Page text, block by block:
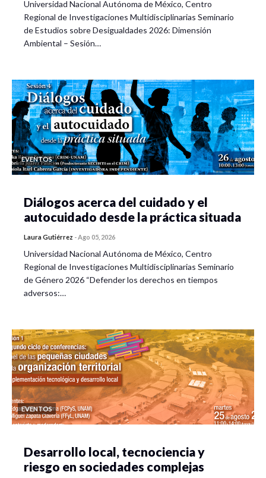
Universidad Nacional Autónoma de México, Centro
Regional de Investigaciones Multidisciplinarias Seminario
de Estudios sobre Desigualdades 2026: Dimensión
Ambiental – Sesión…
EVENTOS
Diálogos acerca del cuidado y el
autocuidado desde la práctica situada
Laura Gutiérrez -Ago 05, 2026
Universidad Nacional Autónoma de México, Centro
Regional de Investigaciones Multidisciplinarias Seminario
de Género 2026 “Defender los derechos en tiempos
adversos:…
EVENTOS
Desarrollo local, tecnociencia y
riesgo en sociedades complejas